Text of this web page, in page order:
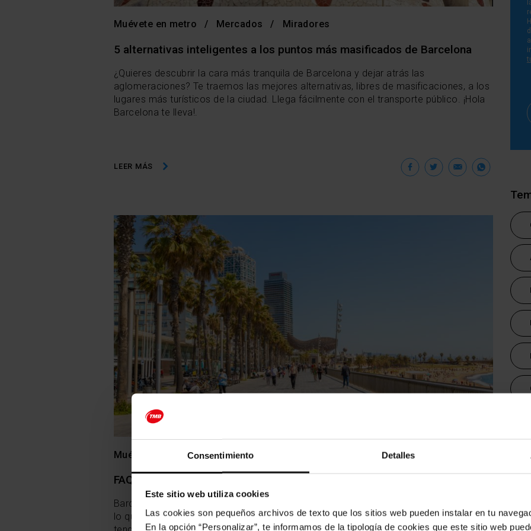
Consentimiento Detalles
Este sitio web utiliza cookies
Las cookies son pequeños archivos de texto que los sitios web pueden instalar en tu
En la opción “Personalizar”, te informamos de la tipología de cookies que este sitio web
Muévete en metro Mercados Miradores
5 alternativas inteligentes a los puntos más masificados de Barcelona
¿Quieres descubrir la cara más tranquila de Barcelona y dejar atrás las
aglomeraciones? Te traemos las mejores alternativas, libres de masificaciones, a los
lugares más turísticos de la ciudad. Llega fácilmente con el transporte público. ¡Hola
Barcelona te lleva!.
LEER MÁS Facebook
Twitter
Email
Muévete en bus Muévete en metro
FAQs: Todo lo que debes saber si vienes a Barcelona en 2026
Barcelona es una de las ciudades más buscadas del mundo en Google. Pero, ¿qué es
lo que realmente preocupa a los viajeros antes de llegar? Hemos analizado las
a